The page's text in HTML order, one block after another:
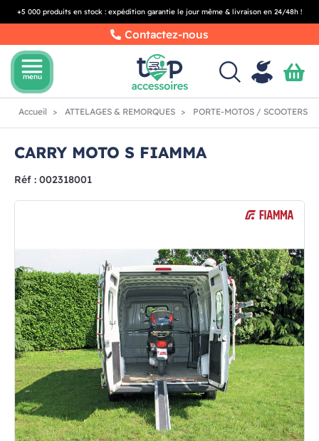
+5 000 produits en stock : expédition garantie le jour même & livraison en 24/48h !
Contactez-nous
menu
menu
Accueil ATTELAGES & REMORQUES PORTE-MOTOS / SCOOTERS
CARRY MOTO S FIAMMA
Réf : 002318001